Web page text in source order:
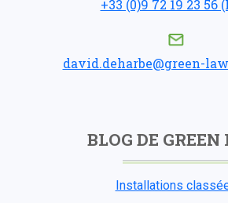
+33 (0)9 72 19 23 56
david.deharbe@green-
BLOG DE
Installations